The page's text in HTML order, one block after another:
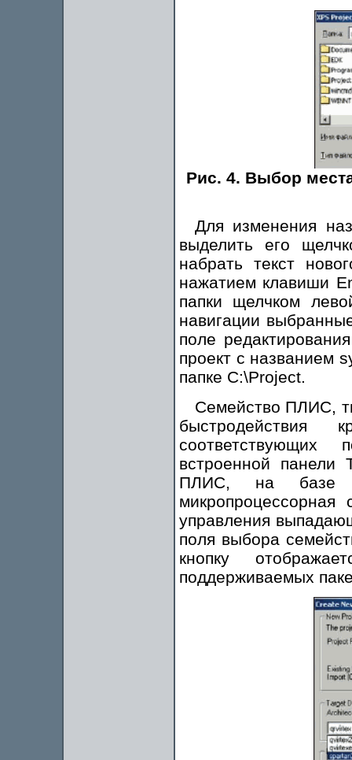
Рис. 4. Выбор
Для изменения
выделить его
набрать текст
нажатием клавиши
папки щелчком
навигации
поле
проект с названием
папке C:\Project.
Семейство ПЛИС,
быстродействия
соответствующих
встроенной панели
ПЛИС, на базе
микропроцессорная
управления
поля выбора
кнопку
поддерживаемых